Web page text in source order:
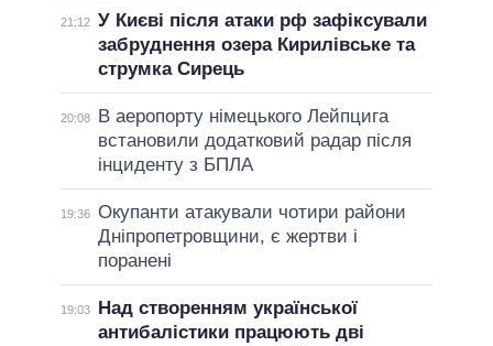
21:12 У Києві після атаки рф зафіксували
забруднення озера Кирилівське та
струмка Сирець
20:08
В аеропорту німецького Лейпцига
встановили додатковий радар після
інциденту з БПЛА
19:36 Окупанти атакували чотири райони
Дніпропетровщини, є жертви і
поранені
19:03
Над створенням української
антибалістики працюють дві